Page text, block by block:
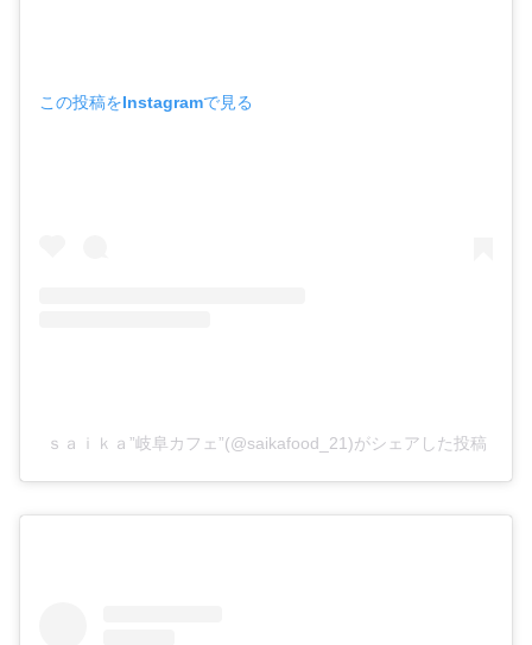
この投稿をInstagramで見る
ｓａｉｋａ”岐阜カフェ”(@saikafood_21)がシェアした投稿